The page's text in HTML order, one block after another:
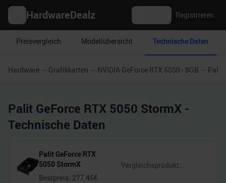
HardwareDealz Registrieren
Preisvergleich Modellübersicht Technische Daten
Hardware Grafikkarten NVIDIA GeForce RTX 5050 - 8GB Palit
Palit GeForce RTX 5050 StormX -
Technische Daten
Palit GeForce RTX
5050 StormX
Bestpreis: 277,45€